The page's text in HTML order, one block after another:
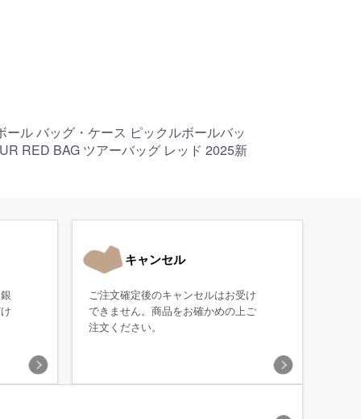
ル バッグ・ケース ピックルボールバッ
RED BAG ツアーバッグ レッド 2025新
キャンセル
ご注文確定後のキャンセルはお受け
できません。商品をお確かめの上ご
注文ください。